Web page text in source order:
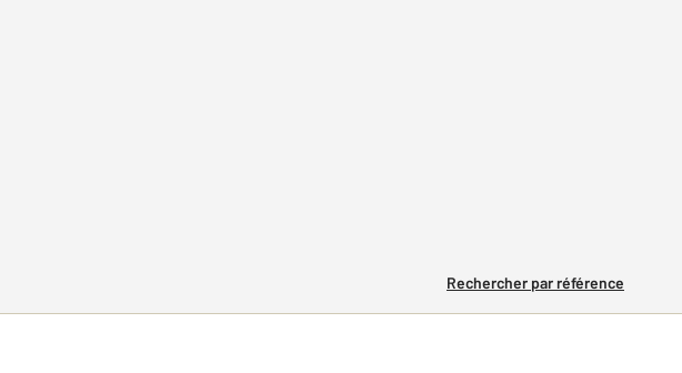
Rechercher par référence